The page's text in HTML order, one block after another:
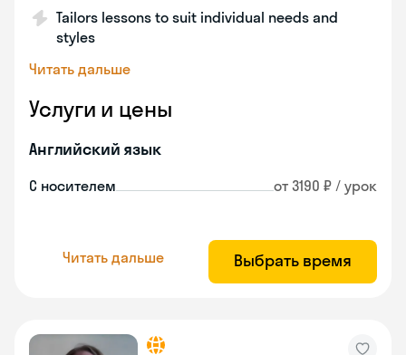
Tailors lessons to suit individual needs and
styles
Читать дальше
Услуги и цены
Английский язык
С носителем от 3190 ₽ / урок
Читать дальше Выбрать время